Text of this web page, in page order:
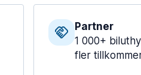
Partner
1 000+
fler